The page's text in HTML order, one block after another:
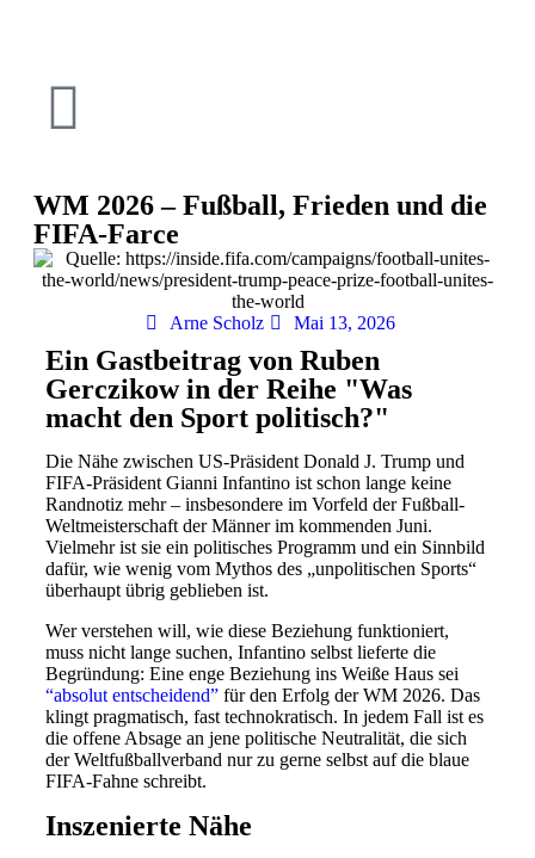
WM 2026 – Fußball, Frieden und die
FIFA-Farce
Arne Scholz Mai 13, 2026
Ein Gastbeitrag von Ruben
Gerczikow in der Reihe "Was
macht den Sport politisch?"
Die Nähe zwischen US-Präsident Donald J. Trump und
FIFA-Präsident Gianni Infantino ist schon lange keine
Randnotiz mehr – insbesondere im Vorfeld der Fußball-
Weltmeisterschaft der Männer im kommenden Juni.
Vielmehr ist sie ein politisches Programm und ein Sinnbild
dafür, wie wenig vom Mythos des „unpolitischen Sports“
überhaupt übrig geblieben ist.
Wer verstehen will, wie diese Beziehung funktioniert,
muss nicht lange suchen, Infantino selbst lieferte die
Begründung: Eine enge Beziehung ins Weiße Haus sei
“absolut entscheidend” für den Erfolg der WM 2026. Das
klingt pragmatisch, fast technokratisch. In jedem Fall ist es
die offene Absage an jene politische Neutralität, die sich
der Weltfußballverband nur zu gerne selbst auf die blaue
FIFA-Fahne schreibt.
Inszenierte Nähe